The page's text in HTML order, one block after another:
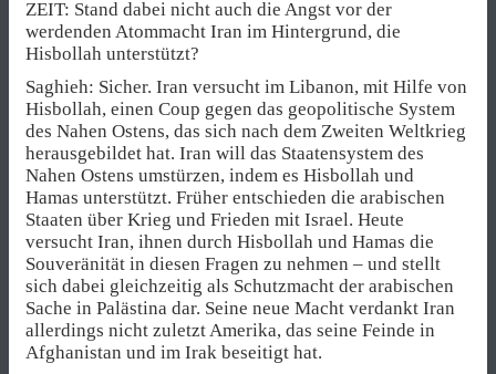
ZEIT: Stand dabei nicht auch die Angst vor der
werdenden Atommacht Iran im Hintergrund, die
Hisbollah unterstützt?
Saghieh: Sicher. Iran versucht im Libanon, mit Hilfe von
Hisbollah, einen Coup gegen das geopolitische System
des Nahen Ostens, das sich nach dem Zweiten Weltkrieg
herausgebildet hat. Iran will das Staatensystem des
Nahen Ostens umstürzen, indem es Hisbollah und
Hamas unterstützt. Früher entschieden die arabischen
Staaten über Krieg und Frieden mit Israel. Heute
versucht Iran, ihnen durch Hisbollah und Hamas die
Souveränität in diesen Fragen zu nehmen – und stellt
sich dabei gleichzeitig als Schutzmacht der arabischen
Sache in Palästina dar. Seine neue Macht verdankt Iran
allerdings nicht zuletzt Amerika, das seine Feinde in
Afghanistan und im Irak beseitigt hat.